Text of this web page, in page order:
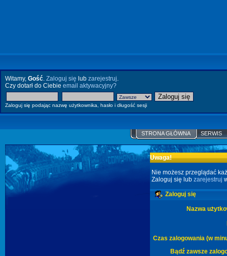
Witamy, Gość. Zaloguj się lub zarejestruj.
Czy dotarł do Ciebie email aktywacyjny?
Zaloguj się podając nazwę użytkownika, hasło i długość sesji
STRONA GŁÓWNA SERWIS
Uwaga!
Nie możesz przeglądać
Zaloguj się lubzarejestruj
Zaloguj się
Nazwa
Czas zalogowania (w
Bądź zawsze